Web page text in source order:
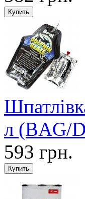
л (BAG/
593 грн.